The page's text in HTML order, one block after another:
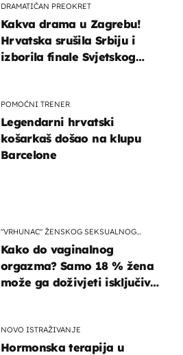
"VRHUNAC" ŽENSKOG SEKSUALNOG
Kako do vaginalnog
orgazma? Samo 18 % žena
može ga doživjeti isključivo
NOVO ISTRAŽIVANJE
Hormonska terapija u
DRAMATIČAN PREOKRET
Kakva drama u Zagrebu!
Hrvatska srušila Srbiju i
izborila finale Svjetskog
POMOĆNI TRENER
Legendarni hrvatski
košarkaš došao na klupu
Barcelone